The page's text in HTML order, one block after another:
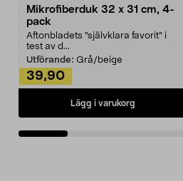
Mikrofiberduk 32 x 31 cm, 4-
pack
Aftonbladets "självklara favorit” i
test av d...
Utförande: Grå/beige
39,90
Lägg i varukorg